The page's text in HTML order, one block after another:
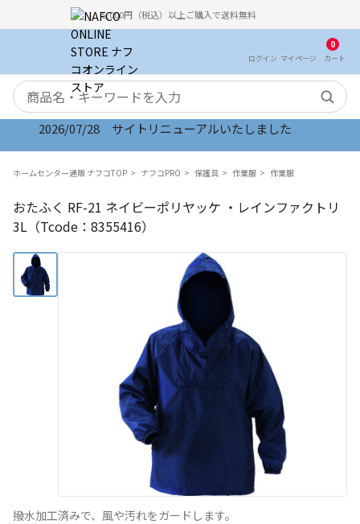
5,000円（税込）以上ご購入で送料無料
ログイン マイ ページ
0
カート
検索キーワード
2026/07/28 サイトリニューアルいたしました
ホームセンター通販 ナフコTOP ナフコPRO 保護具 作業服 作業服
おたふく RF-21 ネイビーポリヤッケ ・レインファクトリ
3L（Tcode：8355416）
撥水加工済みで、風や汚れをガードします。